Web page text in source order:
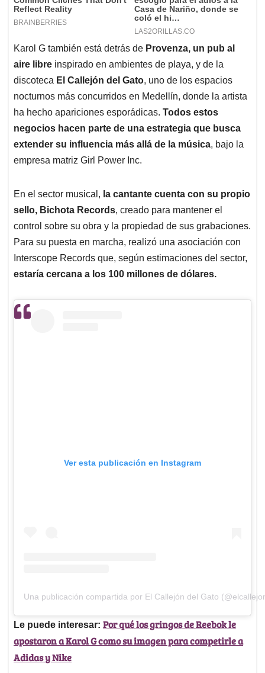
Karol G también está detrás de Provenza, un pub al
aire libre inspirado en ambientes de playa, y de la
discoteca El Callejón del Gato, uno de los espacios
nocturnos más concurridos en Medellín, donde la artista
ha hecho apariciones esporádicas. Todos estos
negocios hacen parte de una estrategia que busca
extender su influencia más allá de la música, bajo la
empresa matriz Girl Power Inc.
En el sector musical, la cantante cuenta con su propio
sello, Bichota Records, creado para mantener el
control sobre su obra y la propiedad de sus grabaciones.
Para su puesta en marcha, realizó una asociación con
Interscope Records que, según estimaciones del sector,
estaría cercana a los 100 millones de dólares.
Ver esta publicación en Instagram
Una publicación compartida por El Callejón del Gato
Le puede interesar: Por qué los gringos de Reebok le
apostaron a Karol G como su imagen para competirle a
Adidas y Nike